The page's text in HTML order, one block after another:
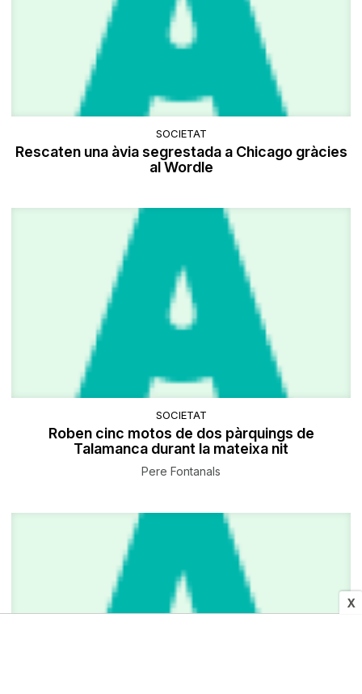
X
SOCIETAT
Rescaten una àvia segrestada a Chicago gràcies
al Wordle
SOCIETAT
Roben cinc motos de dos pàrquings de
Talamanca durant la mateixa nit
Pere Fontanals